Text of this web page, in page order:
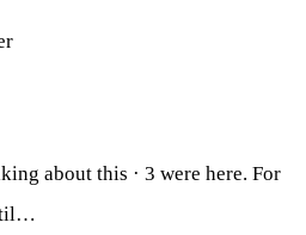
about this · 3 were here. For
til…